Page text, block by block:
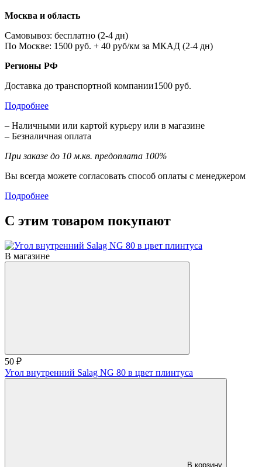
Москва и область
Самовывоз: бесплатно (2-4 дн)
По Москве: 1500 руб. + 40 руб/км за МКАД (2-4 дн)
Регионы РФ
Доставка до транспортной компании1500 руб.
Подробнее
– Наличными или картой курьеру или в магазине
– Безналичная оплата
При заказе до 10 м.кв. предоплата 100%
Вы всегда можете согласовать способ оплаты с менеджером
Подробнее
С этим товаром покупают
В магазине
50 ₽
Угол внутренний Salag NG 80 в цвет плинтуса
В корзину